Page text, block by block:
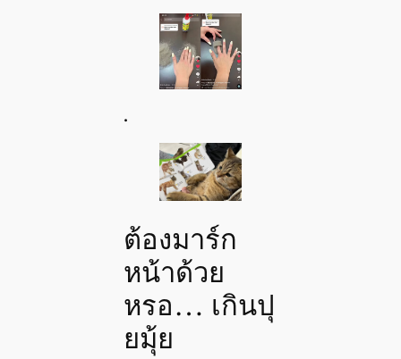
.
ต้องมาร์ก
หน้าด้วย
หรอ… เกินปุ
ยมุ้ย